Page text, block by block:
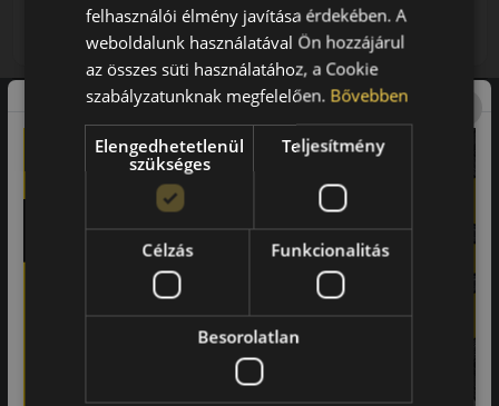
LENDÜLET
Kuponkód másolása
db KOSÁRBA
Vásárlói vélemények
a vásárlók közül ajánlaná ismerősének ezt a boltot.
Laca
felhasználói élmény javítása érdekében. A
weboldalunk használatával Ön hozzájárul
az összes süti használatához, a Cookie
szabályzatunknak megfelelően. Bővebben
Elengedhetetlenül
szükséges
Teljesítmény
Célzás Funkcionalitás
Besorolatlan